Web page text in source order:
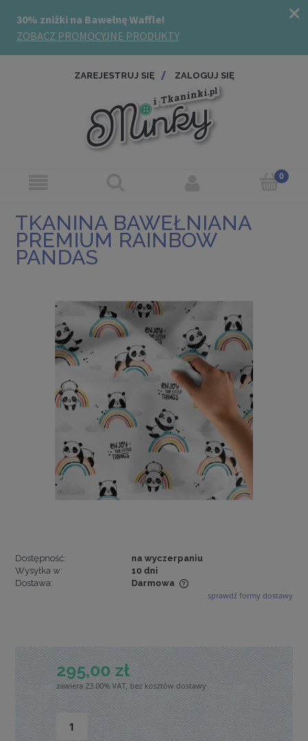
ZAREJESTRUJ SIĘ ZALOGUJ SIĘ
TKANINA BAWEŁNIANA
PREMIUM RAINBOW
PANDAS
Dostępność:
na wyczerpaniu
Wysyłka w:
10 dni
Dostawa:
Darmowa
Cena nie zawiera ewentualnych kosztów płatności
sprawdź formy dostawy
295,00 zł
zawiera 23.00% VAT, bez kosztów dostawy